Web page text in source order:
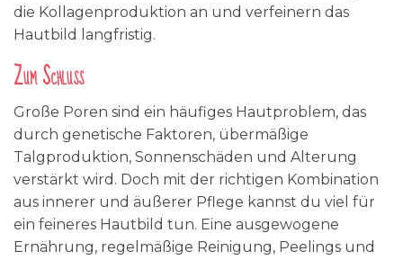
die Kollagenproduktion an und verfeinern das
Hautbild langfristig.
Zum Schluss
Große Poren sind ein häufiges Hautproblem, das
durch genetische Faktoren, übermäßige
Talgproduktion, Sonnenschäden und Alterung
verstärkt wird. Doch mit der richtigen Kombination
aus innerer und äußerer Pflege kannst du viel für
ein feineres Hautbild tun. Eine ausgewogene
Ernährung, regelmäßige Reinigung, Peelings und